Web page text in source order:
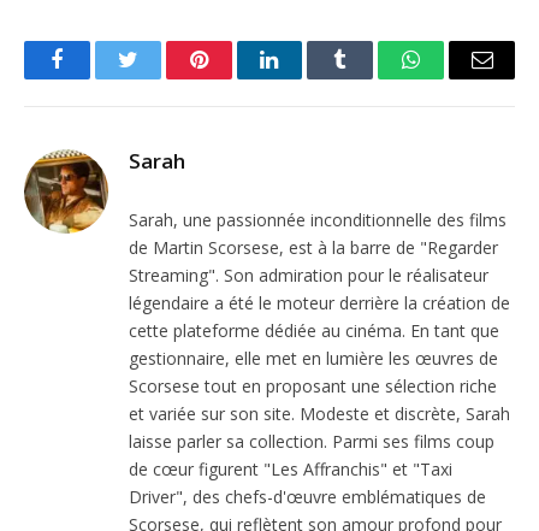
FacebookTwitter PinterestLinkedInTumblr WhatsAppEmail
Sarah
Sarah, une passionnée inconditionnelle des films
de Martin Scorsese, est à la barre de "Regarder
Streaming". Son admiration pour le réalisateur
légendaire a été le moteur derrière la création de
cette plateforme dédiée au cinéma. En tant que
gestionnaire, elle met en lumière les œuvres de
Scorsese tout en proposant une sélection riche
et variée sur son site. Modeste et discrète, Sarah
laisse parler sa collection. Parmi ses films coup
de cœur figurent "Les Affranchis" et "Taxi
Driver", des chefs-d'œuvre emblématiques de
Scorsese, qui reflètent son amour profond pour